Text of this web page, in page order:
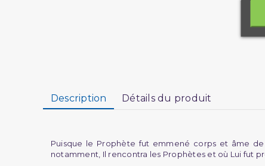
Description Détails du produit
Puisque le Prophète fut emmené corps et âme
notamment, Il rencontra les Prophètes et où Lui fut